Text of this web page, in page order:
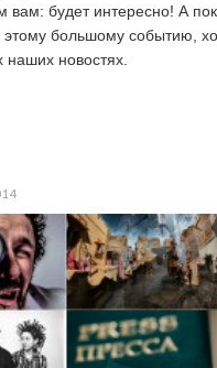
будет интересно! А
этому большому событию,
наших новостях.